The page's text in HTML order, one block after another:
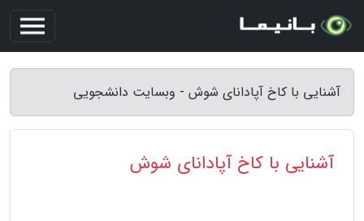
آشنایی با کاخ آپادانای شوش - وبسایت دانشجویی
آشنایی با کاخ آپادانای شوش